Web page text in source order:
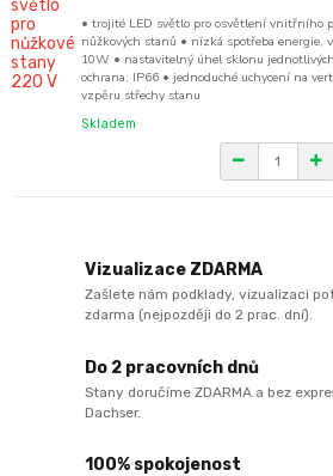
• trojité LED světlo pro osvětlení vnitřního
nůžkových stanů • nízká spotřeba energie,
10W • nastavitelný úhel sklonu
ochrana: IP66 • jednoduché uchycení na
vzpěru střechy stanu
Skladem
Vizualizace ZDARMA
Zašlete nám podklady, vizualizaci
zdarma (nejpozději do 2 prac. dní).
Do 2 pracovních dnů
Stany doručíme ZDARMA a bez
Dachser.
100% spokojenost